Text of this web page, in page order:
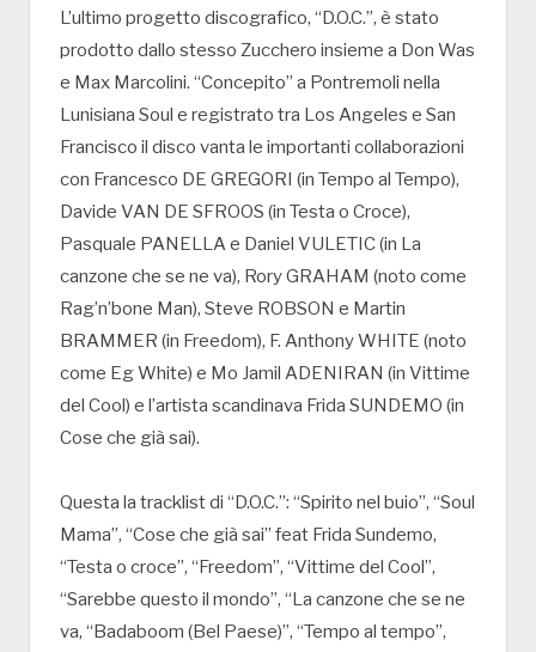
L’ultimo progetto discografico, “D.O.C.”, è stato
prodotto dallo stesso Zucchero insieme a Don Was
e Max Marcolini. “Concepito” a Pontremoli nella
Lunisiana Soul e registrato tra Los Angeles e San
Francisco il disco vanta le importanti collaborazioni
con Francesco DE GREGORI (in Tempo al Tempo),
Davide VAN DE SFROOS (in Testa o Croce),
Pasquale PANELLA e Daniel VULETIC (in La
canzone che se ne va), Rory GRAHAM (noto come
Rag’n’bone Man), Steve ROBSON e Martin
BRAMMER (in Freedom), F. Anthony WHITE (noto
come Eg White) e Mo Jamil ADENIRAN (in Vittime
del Cool) e l’artista scandinava Frida SUNDEMO (in
Cose che già sai).
Questa la tracklist di “D.O.C.”: “Spirito nel buio”, “Soul
Mama”, “Cose che già sai” feat Frida Sundemo,
“Testa o croce”, “Freedom”, “Vittime del Cool”,
“Sarebbe questo il mondo”, “La canzone che se ne
va, “Badaboom (Bel Paese)”, “Tempo al tempo”,